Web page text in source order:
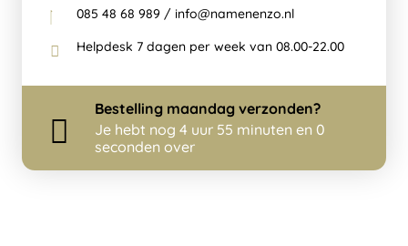
085 48 68 989 / info@namenenzo.nl
Helpdesk 7 dagen per week van 08.00-22.00
Bestelling maandag verzonden?
Je hebt nog 4 uur 55 minuten en 0
seconden over